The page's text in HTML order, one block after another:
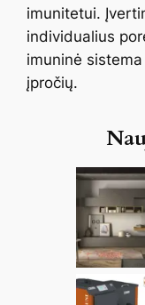
imunitetui.
individualius
imuninė
įpročių.